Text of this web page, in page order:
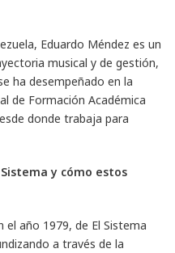
Eduardo Méndez es un
musical y de gestión,
ha desempeñado en la
de Formación Académica
donde trabaja para
y cómo estos
año 1979, de El Sistema
a través de la